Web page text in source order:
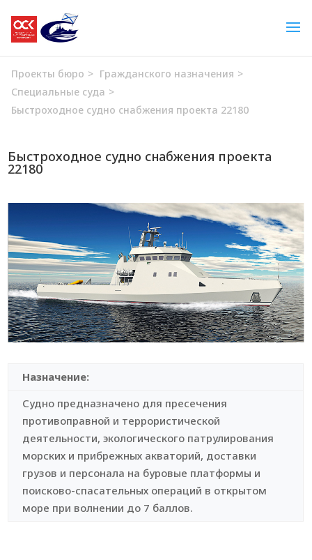
Проекты бюро > Гражданского назначения >
Специальные суда >
Быстроходное судно снабжения проекта 22180
Быстроходное судно снабжения проекта
22180
Назначение:
Судно предназначено для пресечения
противоправной и террористической
деятельности, экологического патрулирования
морских и прибрежных акваторий, доставки
грузов и персонала на буровые платформы и
поисково-спасательных операций в открытом
море при волнении до 7 баллов.